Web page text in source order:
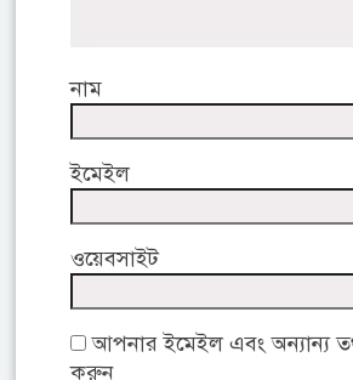
নাম
ইমেইল
ওয়েবসাইট
আপনার ইমেইল এবং অন্যান্য
করুন